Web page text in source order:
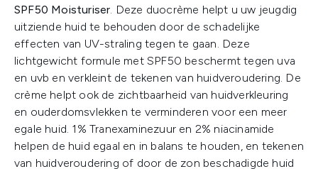
SPF50 Moisturiser. Deze duocrème helpt u uw jeugdig
uitziende huid te behouden door de schadelijke
effecten van UV-straling tegen te gaan. Deze
lichtgewicht formule met SPF50 beschermt tegen uva
en uvb en verkleint de tekenen van huidveroudering. De
crème helpt ook de zichtbaarheid van huidverkleuring
en ouderdomsvlekken te verminderen voor een meer
egale huid. 1% Tranexaminezuur en 2% niacinamide
helpen de huid egaal en in balans te houden, en tekenen
van huidveroudering of door de zon beschadigde huid